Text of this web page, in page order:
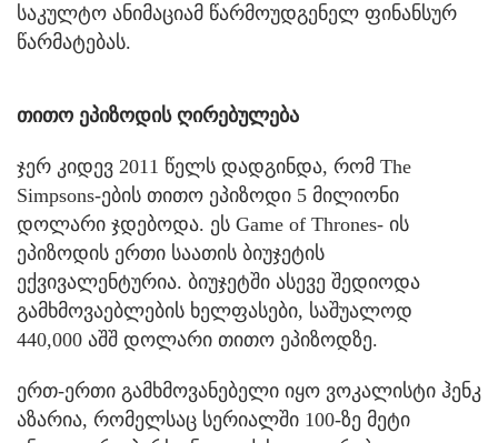
საკულტო ანიმაციამ წარმოუდგენელ ფინანსურ
წარმატებას.
თითო ეპიზოდის ღირებულება
ჯერ კიდევ 2011 წელს დადგინდა, რომ The
Simpsons-ების თითო ეპიზოდი 5 მილიონი
დოლარი ჯდებოდა. ეს Game of Thrones- ის
ეპიზოდის ერთი საათის ბიუჯეტის
ექვივალენტურია. ბიუჯეტში ასევე შედიოდა
გამხმოვაებლების ხელფასები, საშუალოდ
440,000 აშშ დოლარი თითო ეპიზოდზე.
ერთ-ერთი გამხმოვანებელი იყო ვოკალისტი ჰენკ
აზარია, რომელსაც სერიალში 100-ზე მეტი